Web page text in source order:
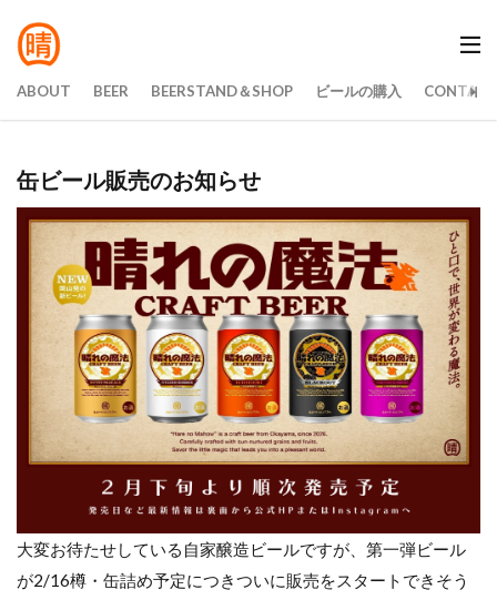
ABOUT BEER BEERSTAND＆SHOP ビールの購入 CONTACT
缶ビール販売のお知らせ
大変お待たせしている自家醸造ビールですが、第一弾ビール
が2/16樽・缶詰め予定につきついに販売をスタートできそう